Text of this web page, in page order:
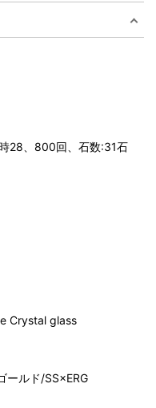
28、800回、石数:31石
Crystal glass
ールド/SS×ERG